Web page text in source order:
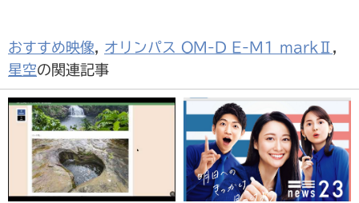
おすすめ映像, オリンパス OM-D E-M1 markⅡ ,
星空の関連記事